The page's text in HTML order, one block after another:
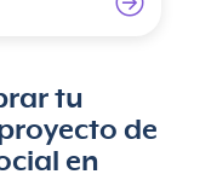
tu
de
en